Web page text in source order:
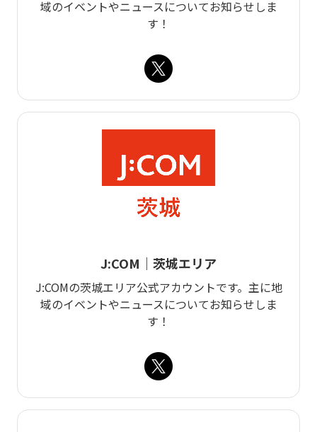
域のイベントやニュースについてお知らせしま
す！
J:COM｜茨城エリア
J:COMの茨城エリア公式アカウントです。主に地
域のイベントやニュースについてお知らせしま
す！